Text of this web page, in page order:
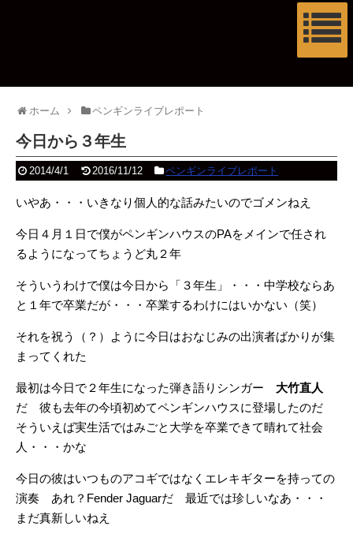
ホーム ペンギンライブレポート
今日から３年生
2014/4/1 2016/11/12 ペンギンライブレポート
いやあ・・・いきなり個人的な話みたいのでゴメンねえ
今日４月１日で僕がペンギンハウスのPAをメインで任され
るようになってちょうど丸２年
そういうわけで僕は今日から「３年生」・・・中学校ならあ
と１年で卒業だが・・・卒業するわけにはいかない（笑）
それを祝う（？）ように今日はおなじみの出演者ばかりが集
まってくれた
最初は今日で２年生になった弾き語りシンガー 大竹直人
だ 彼も去年の今頃初めてペンギンハウスに登場したのだ
そういえば実生活ではみごと大学を卒業できて晴れて社会
人・・・かな
今日の彼はいつものアコギではなくエレキギターを持っての
演奏 あれ？Fender Jaguarだ 最近では珍しいなあ・・・
まだ真新しいねえ